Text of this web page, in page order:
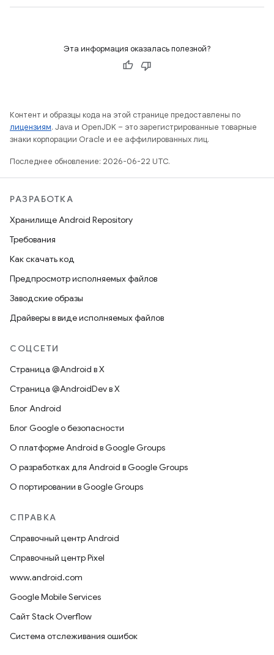
Эта информация оказалась полезной?
Контент и образцы кода на этой странице предоставлены по
лицензиям. Java и OpenJDK – это зарегистрированные товарные
знаки корпорации Oracle и ее аффилированных лиц.
Последнее обновление: 2026-06-22 UTC.
РАЗРАБОТКА
Хранилище Android Repository
Требования
Как скачать код
Предпросмотр исполняемых файлов
Заводские образы
Драйверы в виде исполняемых файлов
СОЦСЕТИ
Страница @Android в X
Страница @AndroidDev в X
Блог Android
Блог Google о безопасности
О платформе Android в Google Groups
О разработках для Android в Google Groups
О портировании в Google Groups
СПРАВКА
Справочный центр Android
Справочный центр Pixel
www.android.com
Google Mobile Services
Сайт Stack Overflow
Система отслеживания ошибок